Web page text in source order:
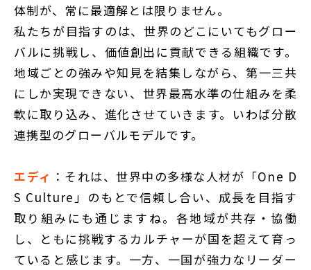
体制が、常に最適解とは限りません。
私たちが目指すのは、世界のどこにいてもグロー
バルに挑戦し、価値創出に貢献できる組織です。
地域ごとの強みや知見を結集しながら、第一三共
にしか実現できない、世界最高水準の仕組みを柔
軟に取り込み、進化させていきます。いわば分散
連携型のグローバルモデルです。
エディ ：それは、世界中の多様な人材が「One D
S Culture」のもとで信頼し合い、成長を目指す
取り組みにも通じますね。各地域が共存・協働
し、ともに挑戦するカルチャーが国を超えて育っ
ていると感じます。一方、一国が強力なリーダー